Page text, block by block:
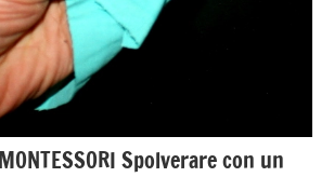
Spolverare con un